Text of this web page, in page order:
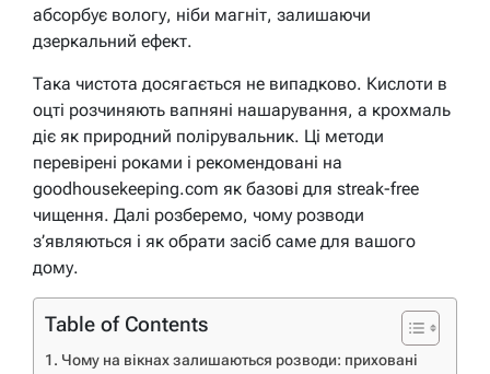
абсорбує вологу, ніби магніт, залишаючи
дзеркальний ефект.
Така чистота досягається не випадково. Кислоти в
оцті розчиняють вапняні нашарування, а крохмаль
діє як природний полірувальник. Ці методи
перевірені роками і рекомендовані на
goodhousekeeping.com як базові для streak-free
чищення. Далі розберемо, чому розводи
з’являються і як обрати засіб саме для вашого
дому.
Table of Contents
Чому на вікнах залишаються розводи: приховані